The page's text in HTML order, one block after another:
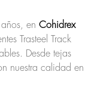
en Cohidrex
Trasteel Track
Desde tejas
nuestra calidad en